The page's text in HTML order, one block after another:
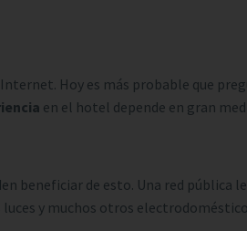
Hoy es más probable que
en el hotel depende en gran
beneficiar de esto. Una red pública
y muchos otros